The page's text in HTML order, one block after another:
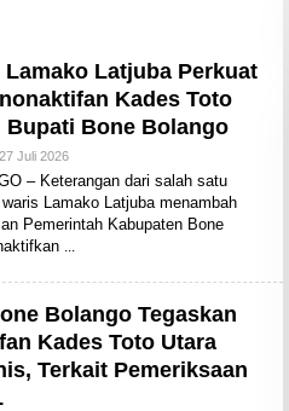
Latjuba Perkuat
Kades Toto
Bupati Bone Bolango
27 Juli 2026O
E
H
A
– Keterangan dari salah satu
Lamako Latjuba menambah
Pemerintah Kabupaten Bone
Bolango Tegaskan
Kades Toto Utara
Terkait Pemeriksaan